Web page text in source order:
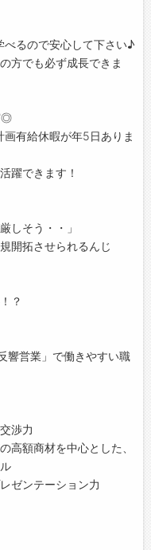
べるので安心して下さい♪
方でも必ず成長できま
◎
有給休暇が年5日ありま
躍できます！
しそう・・」
開拓させられるんじ
？
響営業」で働きやすい職
渉力
高額商材を中心とした、
ゼンテーション力